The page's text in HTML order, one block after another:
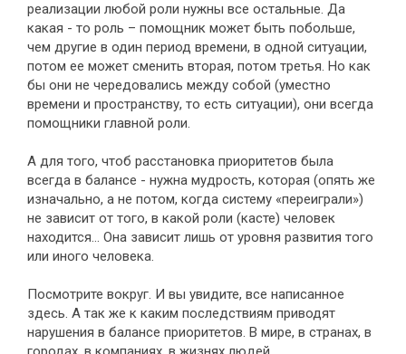
реализации любой роли нужны все остальные. Да
какая - то роль – помощник может быть побольше,
чем другие в один период времени, в одной ситуации,
потом ее может сменить вторая, потом третья. Но как
бы они не чередовались между собой (уместно
времени и пространству, то есть ситуации), они всегда
помощники главной роли.
А для того, чтоб расстановка приоритетов была
всегда в балансе - нужна мудрость, которая (опять же
изначально, а не потом, когда систему «переиграли»)
не зависит от того, в какой роли (касте) человек
находится… Она зависит лишь от уровня развития того
или иного человека.
Посмотрите вокруг. И вы увидите, все написанное
здесь. А так же к каким последствиям приводят
нарушения в балансе приоритетов. В мире, в странах, в